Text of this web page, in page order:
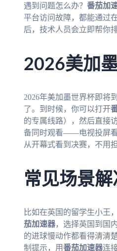
遇到问题怎么办？ 番茄加
平台访问故障，都能通过
后，技术人员会立即帮你
2026美加
2026年美加墨世界杯即将
了。到时候，你可以打开
的专属线路），然后直接
备同时观看——电视投屏看
从开幕式看到决赛，不用
常见场景解
比如在英国的留学生小王
茄加速器，选择英国到国
的进球慢动作都看得清清
制提示，用番茄加速器连